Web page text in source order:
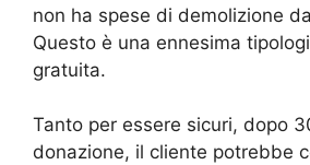
non ha spese di demolizione
Questo è una ennesima
gratuita.
Tanto per essere sicuri, dopo
donazione, il cliente potrebbe